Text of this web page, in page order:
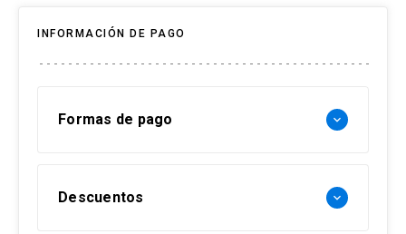
INFORMACIÓN DE PAGO
Formas de pago keyboard_arrow_down
Descuentos keyboard_arrow_down